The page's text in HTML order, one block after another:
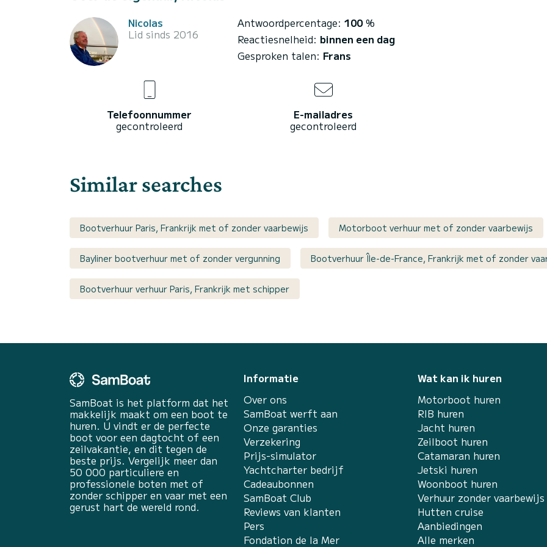
Nicolas
Lid sinds 2016
Antwoordpercentage: 100%
Reactiesnelheid: binnen een dag
Gesproken talen: Frans
Telefoonnummer
gecontroleerd
E-mailadres
gecontroleerd
Similar searches
Bootverhuur Paris, Frankrijk met of zonder vaarbewijs Motorboot verhuur met of zonder vaarbewijs
Bayliner bootverhuur met of zonder vergunning Bootverhuur Île-de-France, Frankrijk met of zonder
Bootverhuur verhuur Paris, Frankrijk met schipper
SamBoat is het platform dat het
makkelijk maakt om een boot te
huren. U vindt er de perfecte
boot voor een dagtocht of een
zeilvakantie, en dit tegen de
beste prijs. Vergelijk meer dan
50 000 particuliere en
professionele boten met of
zonder schipper en vaar met een
gerust hart de wereld rond.
Informatie
Over ons
SamBoat werft aan
Onze garanties
Verzekering
Prijs-simulator
Yachtcharter bedrijf
Cadeaubonnen
SamBoat Club
Reviews van klanten
Pers
Fondation de la Mer
Wat kan ik huren
Motorboot huren
RIB huren
Jacht huren
Zeilboot huren
Catamaran huren
Jetski huren
Woonboot huren
Verhuur zonder vaarbewijs
Hutten cruise
Aanbiedingen
Alle merken